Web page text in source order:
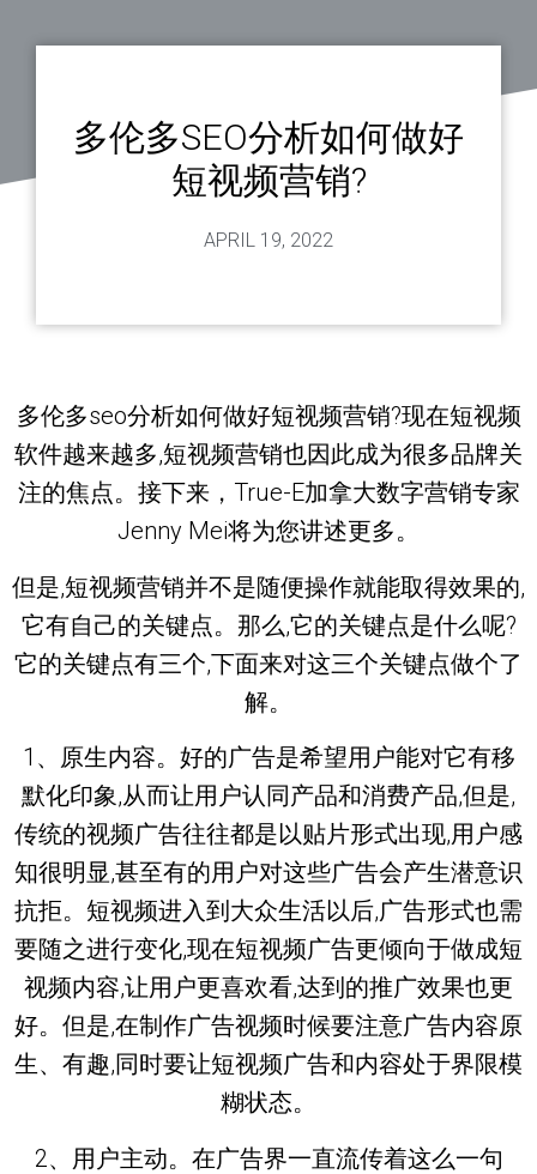
多伦多SEO分析如何做好
短视频营销?
APRIL 19, 2022
多伦多seo分析如何做好短视频营销?现在短视频
软件越来越多,短视频营销也因此成为很多品牌关
注的焦点。接下来，True-E加拿大数字营销专家
Jenny Mei将为您讲述更多。
但是,短视频营销并不是随便操作就能取得效果的,
它有自己的关键点。那么,它的关键点是什么呢?
它的关键点有三个,下面来对这三个关键点做个了
解。
1、原生内容。好的广告是希望用户能对它有移
默化印象,从而让用户认同产品和消费产品,但是,
传统的视频广告往往都是以贴片形式出现,用户感
知很明显,甚至有的用户对这些广告会产生潜意识
抗拒。短视频进入到大众生活以后,广告形式也需
要随之进行变化,现在短视频广告更倾向于做成短
视频内容,让用户更喜欢看,达到的推广效果也更
好。但是,在制作广告视频时候要注意广告内容原
生、有趣,同时要让短视频广告和内容处于界限模
糊状态。
2、用户主动。在广告界一直流传着这么一句